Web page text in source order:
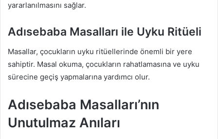
yararlanılmasını sağlar.
Adısebaba Masalları ile Uyku Ritüeli
Masallar, çocukların uyku ritüellerinde önemli bir yere
sahiptir. Masal okuma, çocukların rahatlamasına ve uyku
sürecine geçiş yapmalarına yardımcı olur.
Adısebaba Masalları’nın
Unutulmaz Anıları